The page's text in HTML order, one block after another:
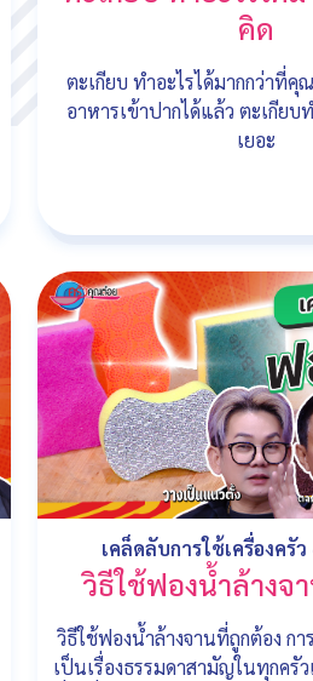
คิด
ตะเกียบ ทำอะไรได้มากกว่าที่คุ
อาหารเข้าปากได้แล้ว ตะเกียบ
เยอะ
เคล็ดลับการใช้เครื่องครัว
วิธีใช้ฟองน้ำล้างจ
วิธีใช้ฟองน้ำล้างจานที่ถูกต้อง กา
เป็นเรื่องธรรมดาสามัญในทุกครั